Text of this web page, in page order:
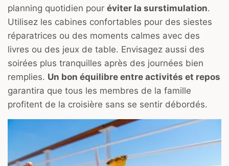
planning quotidien pour éviter la surstimulation.
Utilisez les cabines confortables pour des siestes
réparatrices ou des moments calmes avec des
livres ou des jeux de table. Envisagez aussi des
soirées plus tranquilles après des journées bien
remplies. Un bon équilibre entre activités et repos
garantira que tous les membres de la famille
profitent de la croisière sans se sentir débordés.